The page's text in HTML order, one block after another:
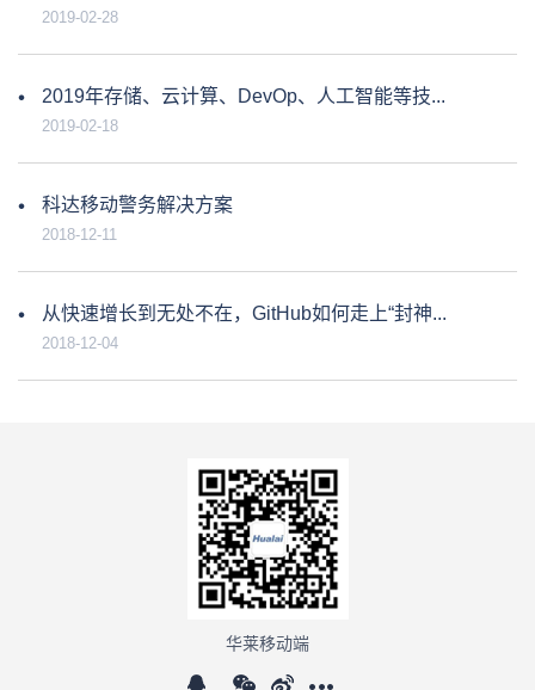
2019-02-28
2019年存储、云计算、DevOp、人工智能等技...
2019-02-18
科达移动警务解决方案
2018-12-11
从快速增长到无处不在，GitHub如何走上“封神...
2018-12-04
华莱移动端